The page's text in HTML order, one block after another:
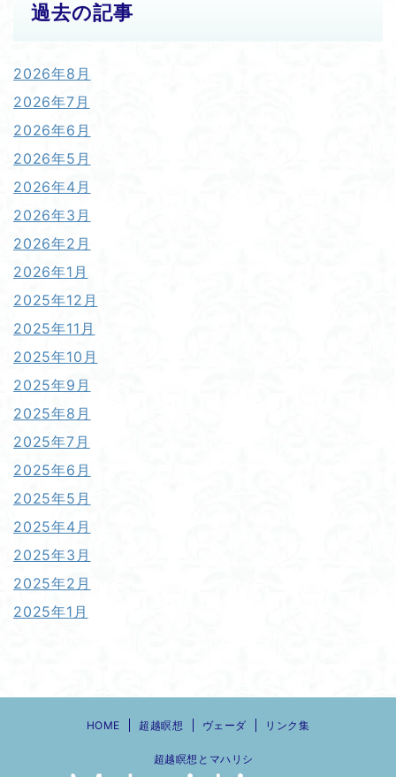
過去の記事
2026年8月
2026年7月
2026年6月
2026年5月
2026年4月
2026年3月
2026年2月
2026年1月
2025年12月
2025年11月
2025年10月
2025年9月
2025年8月
2025年7月
2025年6月
2025年5月
2025年4月
2025年3月
2025年2月
2025年1月
HOME 超越瞑想 ヴェーダ リンク集
超越瞑想とマハリシ